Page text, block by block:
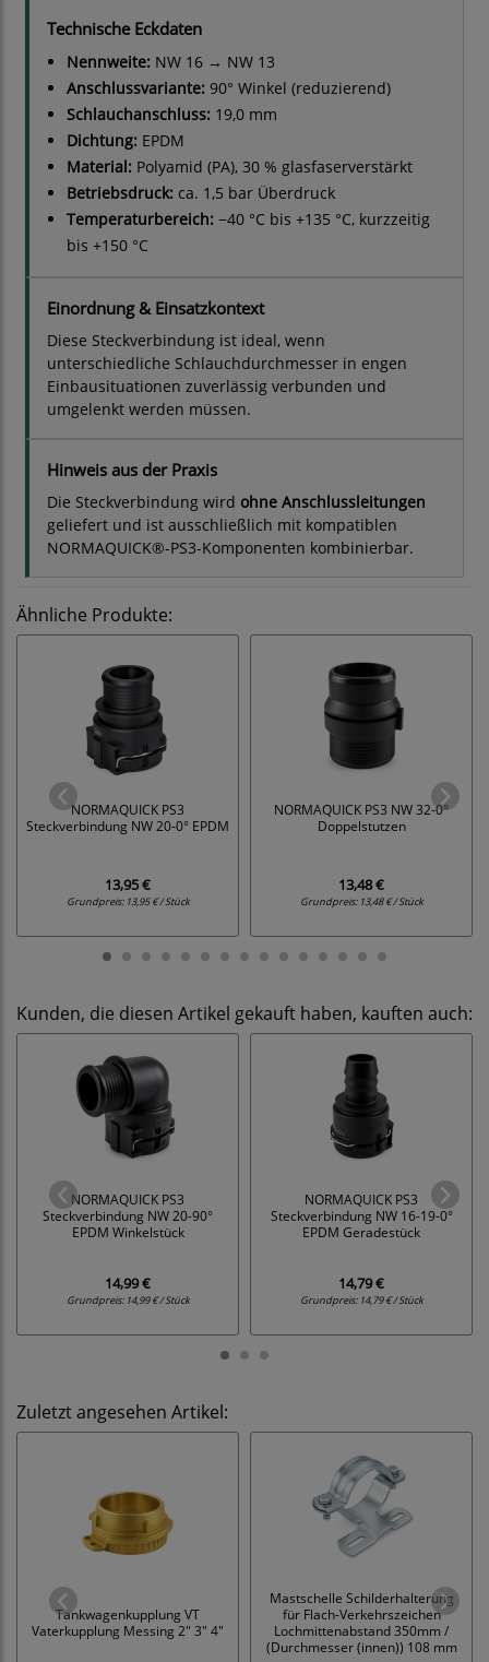
Technische Eckdaten
Nennweite: NW 16 → NW 13
Anschlussvariante: 90° Winkel (reduzierend)
Schlauchanschluss: 19,0 mm
Dichtung: EPDM
Material: Polyamid (PA), 30 % glasfaserverstärkt
Betriebsdruck: ca. 1,5 bar Überdruck
Temperaturbereich: −40 °C bis +135 °C, kurzzeitig
bis +150 °C
Einordnung & Einsatzkontext
Diese Steckverbindung ist ideal, wenn
unterschiedliche Schlauchdurchmesser in engen
Einbausituationen zuverlässig verbunden und
umgelenkt werden müssen.
Hinweis aus der Praxis
Die Steckverbindung wird ohne Anschlussleitungen
geliefert und ist ausschließlich mit kompatiblen
NORMAQUICK®-PS3-Komponenten kombinierbar.
Ähnliche Produkte:
NORMAQUICK PS3
Steckverbindung NW 20-0° EPDM
13,95 €
Grundpreis: 13,95 € / Stück
NORMAQUICK PS3 NW 32-0°
Doppelstutzen
13,48 €
Grundpreis: 13,48 € / Stück
Kunden, die diesen Artikel gekauft haben, kauften auch:
NORMAQUICK PS3
Steckverbindung NW 20-90°
EPDM Winkelstück
14,99 €
Grundpreis: 14,99 € / Stück
NORMAQUICK PS3
Steckverbindung NW 16-19-0°
EPDM Geradestück
14,79 €
Grundpreis: 14,79 € / Stück
Zuletzt angesehen Artikel:
Tankwagenkupplung VT
Vaterkupplung Messing 2" 3" 4"
Mastschelle Schilderhalterung
für Flach-Verkehrszeichen
Lochmittenabstand 350mm /
(Durchmesser (innen)) 108 mm